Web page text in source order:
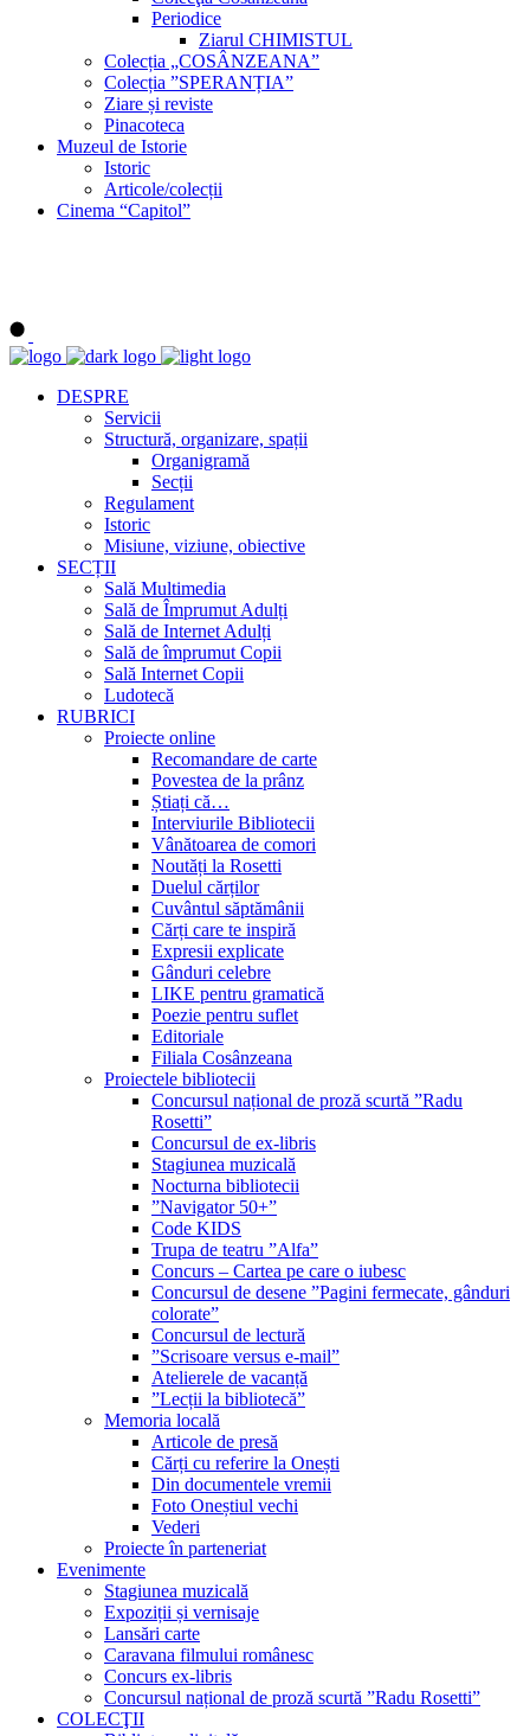
Periodice
Ziarul CHIMISTUL
Colecția „COSÂNZEANA”
Colecția ”SPERANȚIA”
Ziare și reviste
Pinacoteca
Muzeul de Istorie
Istoric
Articole/colecții
Cinema “Capitol”
DESPRE
Servicii
Structură, organizare, spații
Organigramă
Secții
Regulament
Istoric
Misiune, viziune, obiective
SECȚII
Sală Multimedia
Sală de Împrumut Adulți
Sală de Internet Adulți
Sală de împrumut Copii
Sală Internet Copii
Ludotecă
RUBRICI
Proiecte online
Recomandare de carte
Povestea de la prânz
Știați că…
Interviurile Bibliotecii
Vânătoarea de comori
Noutăți la Rosetti
Duelul cărților
Cuvântul săptămânii
Cărți care te inspiră
Expresii explicate
Gânduri celebre
LIKE pentru gramatică
Poezie pentru suflet
Editoriale
Filiala Cosânzeana
Proiectele bibliotecii
Concursul național de proză scurtă ”Radu
Rosetti”
Concursul de ex-libris
Stagiunea muzicală
Nocturna bibliotecii
”Navigator 50+”
Code KIDS
Trupa de teatru ”Alfa”
Concurs – Cartea pe care o iubesc
Concursul de desene ”Pagini fermecate, gânduri
colorate”
Concursul de lectură
”Scrisoare versus e-mail”
Atelierele de vacanță
”Lecții la bibliotecă”
Memoria locală
Articole de presă
Cărți cu referire la Onești
Din documentele vremii
Foto Oneștiul vechi
Vederi
Proiecte în parteneriat
Evenimente
Stagiunea muzicală
Expoziții și vernisaje
Lansări carte
Caravana filmului românesc
Concurs ex-libris
Concursul național de proză scurtă ”Radu Rosetti”
COLECŢII